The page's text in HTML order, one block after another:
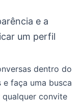
e a
um perfil
dentro do
faça uma busca
qualquer convite